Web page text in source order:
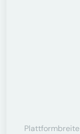
Plattformbreite